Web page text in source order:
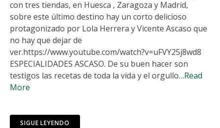
con tres tiendas, en Huesca , Zaragoza y Madrid,
sobre este último destino hay un corto delicioso
protagonizado por Lola Herrera y Vicente Ascaso que
no hay que dejar de
ver.https://www.youtube.com/watch?v=uFVY25j8wd8
ESPECIALIDADES ASCASO. De su buen hacer son
testigos las recetas de toda la vida y el orgullo…Read
More
SIGUE LEYENDO